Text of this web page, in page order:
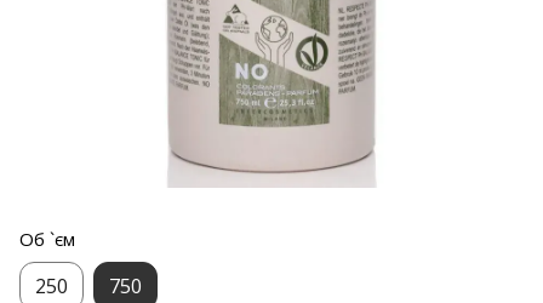
Об `єм
250 750